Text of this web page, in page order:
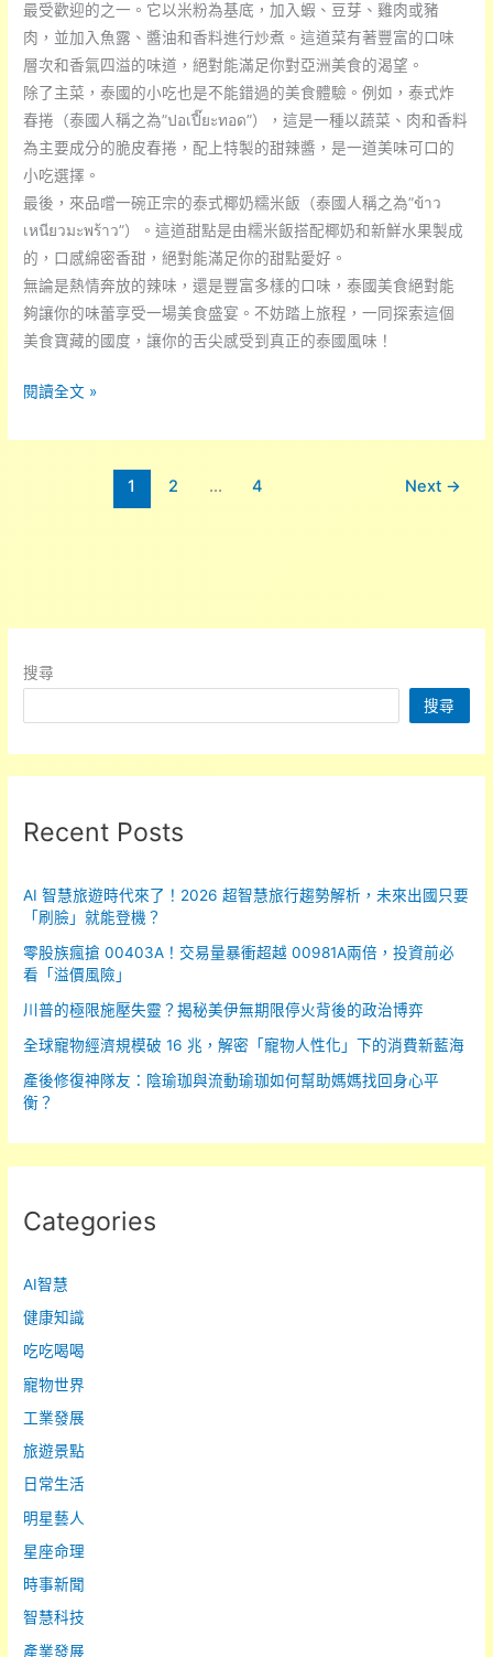
食？
最受歡迎的之一。它以米粉為基底，加入蝦、豆芽、雞肉或豬
肉，並加入魚露、醬油和香料進行炒煮。這道菜有著豐富的口味
層次和香氣四溢的味道，絕對能滿足你對亞洲美食的渴望。
除了主菜，泰國的小吃也是不能錯過的美食體驗。例如，泰式炸
春捲（泰國人稱之為”ปอเปี๊ยะทอด”），這是一種以蔬菜、肉和香料
為主要成分的脆皮春捲，配上特製的甜辣醬，是一道美味可口的
小吃選擇。
最後，來品嚐一碗正宗的泰式椰奶糯米飯（泰國人稱之為”ข้าว
เหนียวมะพร้าว”）。這道甜點是由糯米飯搭配椰奶和新鮮水果製成
的，口感綿密香甜，絕對能滿足你的甜點愛好。
無論是熱情奔放的辣味，還是豐富多樣的口味，泰國美食絕對能
夠讓你的味蕾享受一場美食盛宴。不妨踏上旅程，一同探索這個
美食寶藏的國度，讓你的舌尖感受到真正的泰國風味！
你
否
國
美
食？
閱讀全文 »
1 2 ... 4 Next →
搜尋
搜尋
Recent Posts
AI 智慧旅遊時代來了！2026 超智慧旅行趨勢解析，未來出國只要
「刷臉」就能登機？
零股族瘋搶 00403A！交易量暴衝超越 00981A兩倍，投資前必
看「溢價風險」
川普的極限施壓失靈？揭秘美伊無期限停火背後的政治博弈
全球寵物經濟規模破 16 兆，解密「寵物人性化」下的消費新藍海
產後修復神隊友：陰瑜珈與流動瑜珈如何幫助媽媽找回身心平
衡？
Categories
AI智慧
健康知識
吃吃喝喝
寵物世界
工業發展
旅遊景點
日常生活
明星藝人
星座命理
時事新聞
智慧科技
產業發展